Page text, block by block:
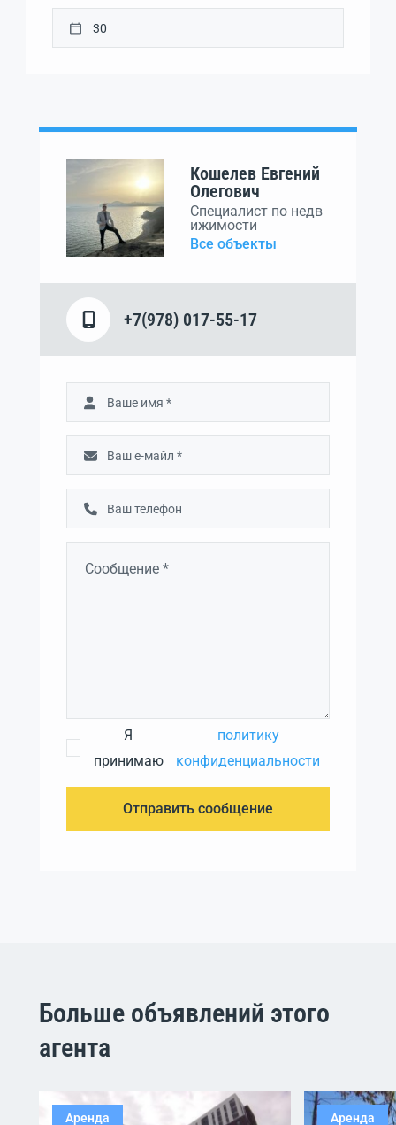
Кошелев Евгений
Олегович
Специалист по недв
ижимости
Все объекты
+7(978) 017-55-17
Я
принимаю
политику
конфиденциальности
Отправить сообщение
Больше объявлений этого
агента
Аренда Аренда